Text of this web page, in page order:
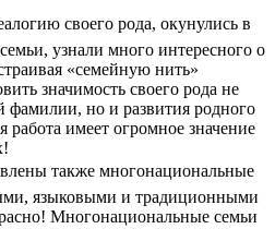
своего рода, окунулись в
узнали много интересного о
«семейную нить»
значимость своего рода не
фамилии, но и развития родного
работа имеет огромное значение
также многонациональные
языковыми и традиционными
Многонациональные семьи